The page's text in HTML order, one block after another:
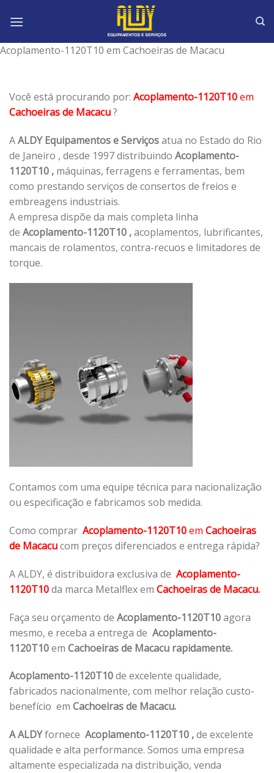
Acoplamento-1120T10 em Cachoeiras de Macacu
Você está procurando por: Acoplamento-1120T10em
Cachoeiras de Macacu?
AALDY Equipamentos e Serviçosatua no Estado do Rio
de Janeiro , desde 1997 distribuindo Acoplamento-
1120T10 , máquinas, ferragens e ferramentas, bem
como prestando serviços de consertos de freios e
embreagens industriais.
A empresa dispõe da mais completa linha
de Acoplamento-1120T10 ,acoplamentos, lubrificantes,
mancais de rolamentos, contra-recuos e limitadores de
torque.
Contamos com uma equipe técnica para nacionalização
ou especificação e fabricamos sob medida.
Como comprar Acoplamento-1120T10em Cachoeiras
de Macacucom preços diferenciados e entrega rápida?
A ALDY, é distribuidora exclusiva de Acoplamento-
1120T10da marca Metalflex em Cachoeiras de Macacu.
Faça seu orçamento de Acoplamento-1120T10agora
mesmo, e receba a entrega de Acoplamento-
1120T10em Cachoeiras de Macacu rapidamente.
Acoplamento-1120T10de excelente qualidade,
fabricados nacionalmente, com melhor relação custo-
benefício em Cachoeiras de Macacu.
A ALDYfornece Acoplamento-1120T10 ,de excelente
qualidade e alta performance. Somos uma empresa
altamente especializada na distribuição, venda